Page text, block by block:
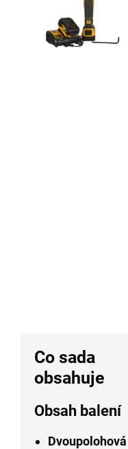
Co sada
obsahuje
Obsah balení
Dvoupolohová